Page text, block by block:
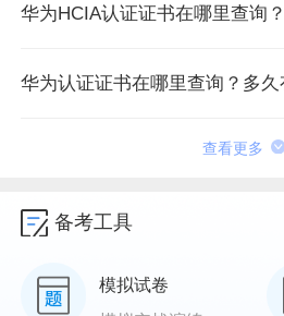
华为HCIA认证证书在哪里查询
华为认证证书在哪里查询？多久
查看更多
备考工具
模拟试卷